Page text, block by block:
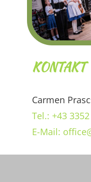
KONTAKT
Carmen
Tel.: +43
E-Mail: